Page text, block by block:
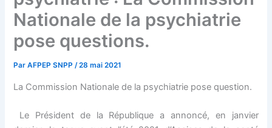
Nationale de la psychiatrie
pose questions.
ParAFPEP SNPP/28 mai 2021
La Commission Nationale de la psychiatrie pose question.
Le Président de la République a annoncé, en janvier